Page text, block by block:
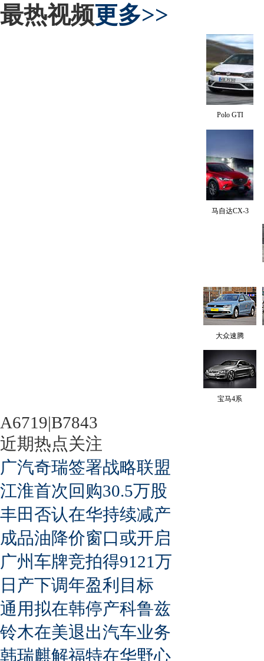
最热视频更多>>
Polo GTI
马自达CX-3
大众速腾
宝马4系
A6719|B7843
近期热点关注
广汽奇瑞签署战略联盟
江淮首次回购30.5万股
丰田否认在华持续减产
成品油降价窗口或开启
广州车牌竞拍得9121万
日产下调年盈利目标
通用拟在韩停产科鲁兹
铃木在美退出汽车业务
韩瑞麒解福特在华野心